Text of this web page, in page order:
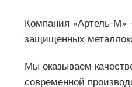
Компания «Артель-М»
защищенных
Мы оказываем
современной